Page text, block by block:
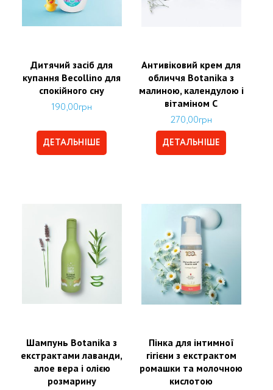
Дитячий засіб для
купання Becollino для
спокійного сну
190,00грн
ДЕТАЛЬНІШЕ
Антивіковий крем для
обличчя Botanika з
малиною, календулою і
вітаміном С
270,00грн
ДЕТАЛЬНІШЕ
Шампунь Botanika з
екстрактами лаванди,
алое вера і олією
розмарину
Пінка для інтимної
гігієни з екстрактом
ромашки та молочною
кислотою